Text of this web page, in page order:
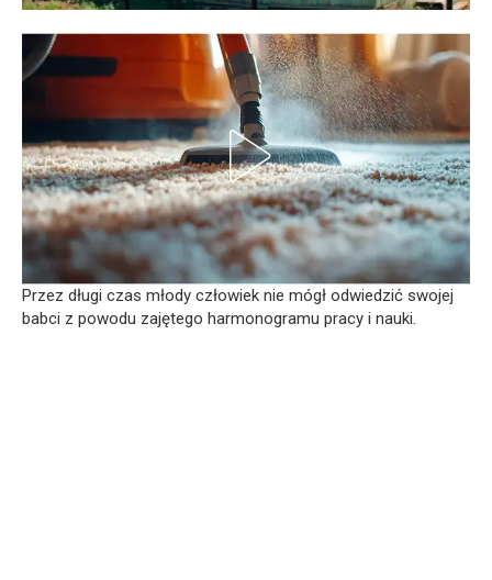
Przez długi czas młody człowiek nie mógł odwiedzić swojej
babci z powodu zajętego harmonogramu pracy i nauki.